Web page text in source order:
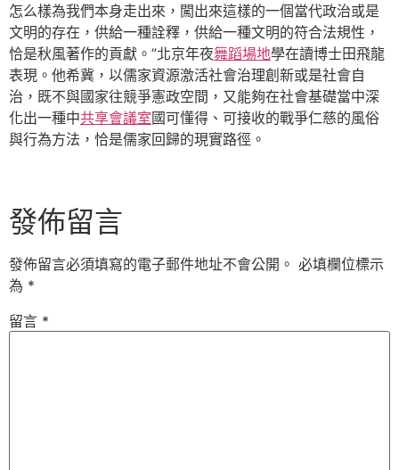
怎么樣為我們本身走出來，闖出來這樣的一個當代政治或是
文明的存在，供給一種詮釋，供給一種文明的符合法規性，
恰是秋風著作的貢獻。”北京年夜舞蹈場地學在讀博士田飛龍
表現。他希冀，以儒家資源激活社會治理創新或是社會自
治，既不與國家往競爭憲政空間，又能夠在社會基礎當中深
化出一種中共享會議室國可懂得、可接收的戰爭仁慈的風俗
與行為方法，恰是儒家回歸的現實路徑。
發佈留言
發佈留言必須填寫的電子郵件地址不會公開。 必填欄位標示
為 *
留言 *